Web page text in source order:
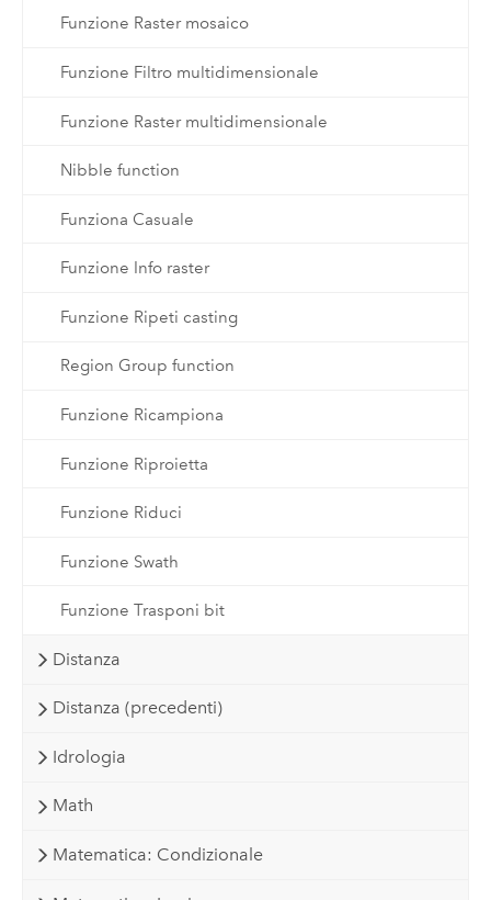
Funzione Raster mosaico
Funzione Filtro multidimensionale
Funzione Raster multidimensionale
Nibble function
Funziona Casuale
Funzione Info raster
Funzione Ripeti casting
Region Group function
Funzione Ricampiona
Funzione Riproietta
Funzione Riduci
Funzione Swath
Funzione Trasponi bit
Distanza
Distanza (precedenti)
Idrologia
Math
Matematica: Condizionale